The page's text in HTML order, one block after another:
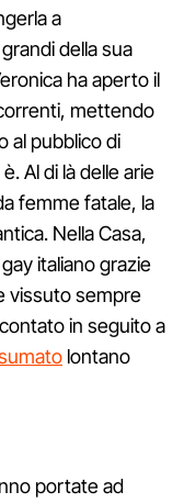
a
della sua
ha aperto il
mettendo
al pubblico di
Al di là delle arie
femme fatale, la
Nella Casa,
italiano grazie
vissuto sempre
in seguito a
lontano
portate ad